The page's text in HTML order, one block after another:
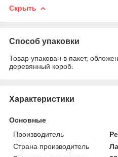
Скрыть
Способ упаковки
Товар упакован в пакет,
деревянный короб.
Характеристики
Основные
Производитель
Страна производитель